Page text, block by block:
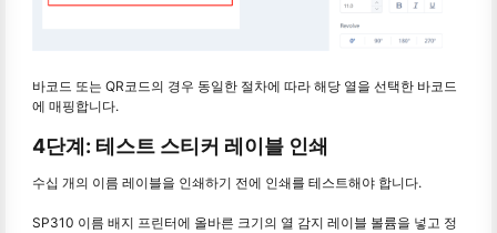
바코드 또는 QR코드의 경우 동일한 절차에 따라 해당 열을 선택한 바코드
에 매핑합니다.
4단계: 테스트 스티커 레이블 인쇄
수십 개의 이름 레이블을 인쇄하기 전에 인쇄를 테스트해야 합니다.
SP310 이름 배지 프린터에 올바른 크기의 열 감지 레이블 볼륨을 넣고 정